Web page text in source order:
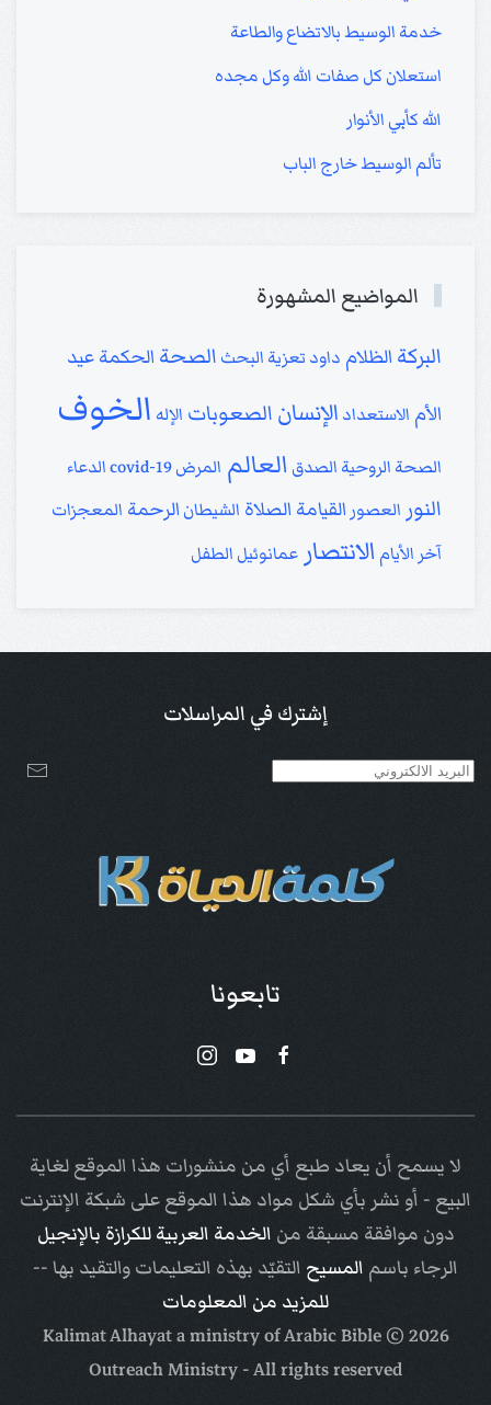
خدمة الوسيط بالاتضاع والطاعة
استعلان كل صفات الله وكل مجده
الله كأبي الأنوار
تألم الوسيط خارج الباب
المواضيع المشهورة
البركة الظلام داود تعزية البحث الصحة الحكمةعيد
الأم الاستعداد الإنسان الصعوبات الإله الخوف
الصحة الروحية الصدق العالم المرضcovid-19الدعاء
النور العصور القيامة الصلاة الشيطان الرحمة المعجزات
آخر الأيام الانتصار عمانوئيل الطفل
إشترك في المراسلات
تابعونا
لا يسمح أن يعاد طبع أي من منشورات هذا الموقع لغاية
البيع - أو نشر بأي شكل مواد هذا الموقع على شبكة الإنترنت
دون موافقة مسبقة من الخدمة العربية للكرازة بالإنجيل
الرجاء باسم المسيح التقيّد بهذه التعليمات والتقيد بها --
للمزيد من المعلومات
2026
© Kalimat Alhayat a ministry of
Arabic Bible
Outreach Ministry- All rights reserved